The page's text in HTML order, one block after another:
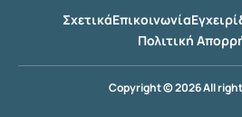
ΣχετικάΕπικοινωνία
Πολιτική
Copyright © 2026 All